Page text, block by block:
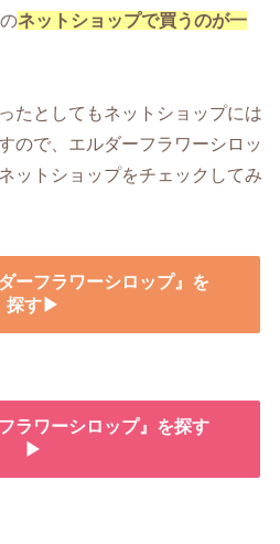
ネットショップで買うのが一
たとしてもネットショップには
ので、エルダーフラワーシロッ
ットショップをチェックしてみ
ーフラワーシロップ』を
探す▶
ラワーシロップ』を探す
▶